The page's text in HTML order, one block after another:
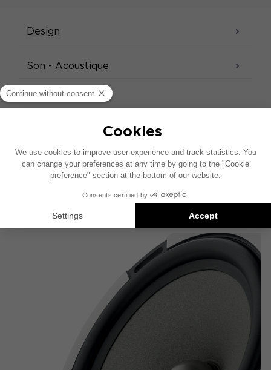
Design
Son - Acoustique
QUICK START NOTICE
TECHNOLOGIES